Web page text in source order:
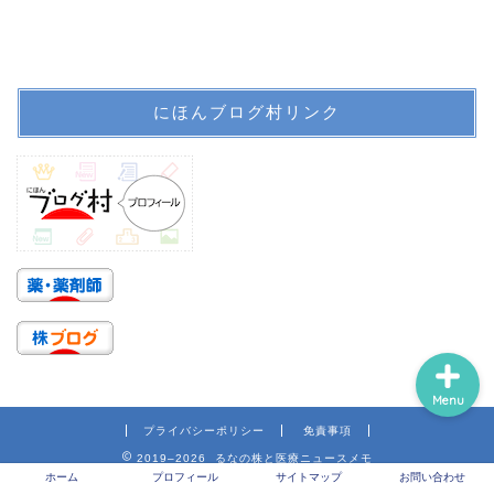
にほんブログ村リンク
プライバシーポリシー 免責事項
2019–2026 るなの株と医療ニュースメモ
ホーム
プロフィール サイトマップ お問い合わせ
Menu
信頼できる医療情報系サ